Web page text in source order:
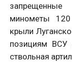
минометы
крыли
позициям ВСУ
ствольная